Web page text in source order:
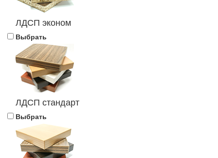
ЛДСП эконом
Выбрать
ЛДСП стандарт
Выбрать